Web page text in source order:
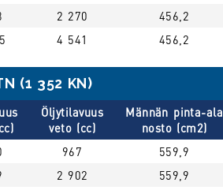
2 270 456,2
4 541 456,2
(1 352 KN)
Öljytilavuus
veto (cc)
Männän pinta-ala
nosto (cm2)
967 559,9
2 902 559,9